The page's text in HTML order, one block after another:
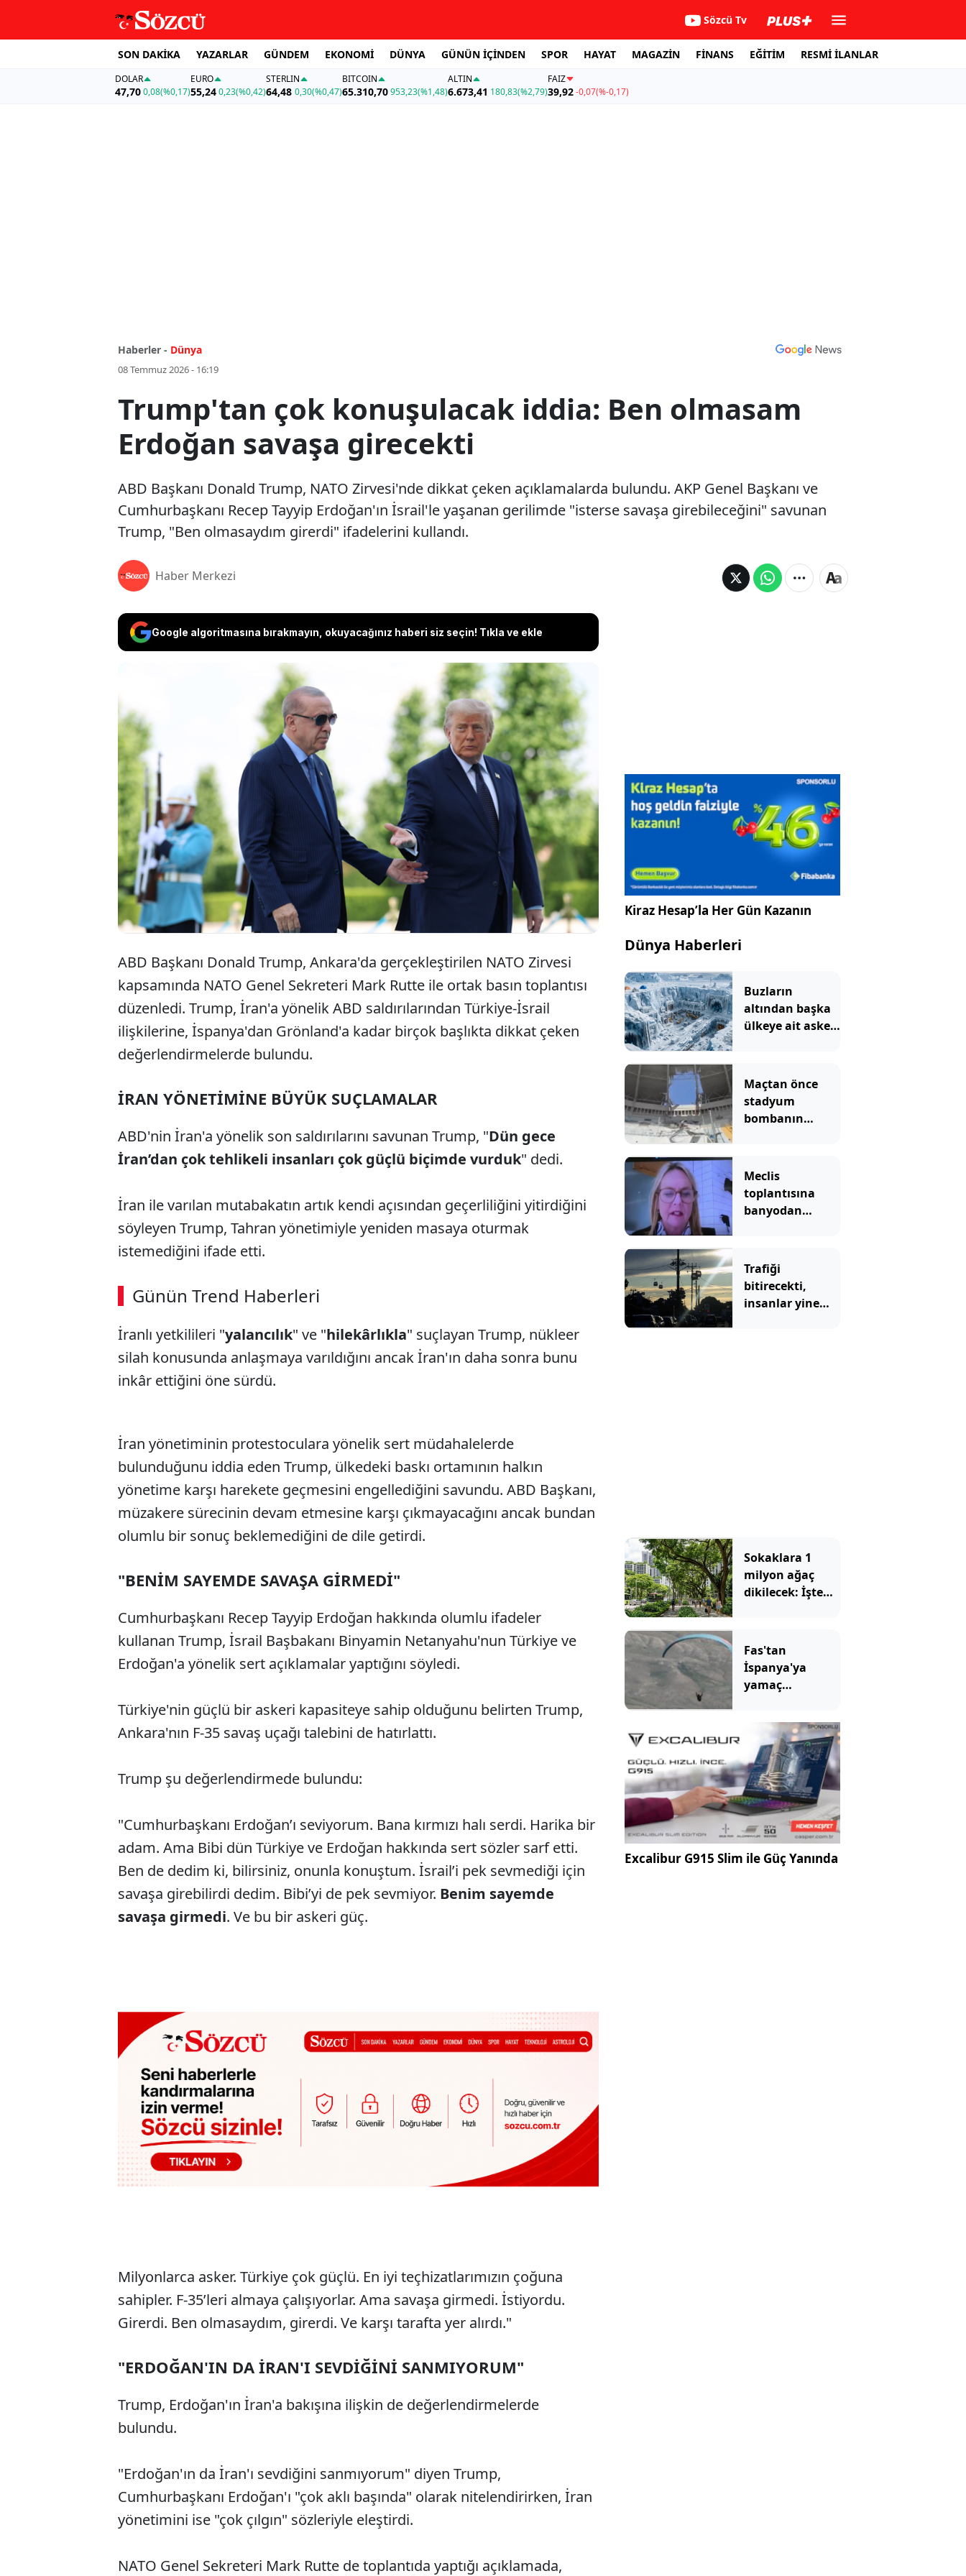
Sözcü Tv
SON DAKİKA YAZARLAR GÜNDEM EKONOMİ DÜNYA GÜNÜN İÇİNDEN SPOR HAYAT MAGAZİN FİNANS EĞİTİM RESMİ İLANLAR
DOLAR
47,700,08(%0,17)
EURO
55,24 0,23(%0,42)
STERLIN
64,48 0,30(%0,47)
BITCOIN
65.310,70953,23(%1,48)
ALTIN
6.673,41 180,83(%2,79)
FAİZ
39,92-0,07(%-0,17)
Haberler - Dünya
08 Temmuz 2026 - 16:19
Trump'tan çok konuşulacak iddia: Ben olmasam
Erdoğan savaşa girecekti
ABD Başkanı Donald Trump, NATO Zirvesi'nde dikkat çeken açıklamalarda bulundu. AKP Genel Başkanı ve
Cumhurbaşkanı Recep Tayyip Erdoğan'ın İsrail'le yaşanan gerilimde "isterse savaşa girebileceğini" savunan
Trump, "Ben olmasaydım girerdi" ifadelerini kullandı.
Haber Merkezi
Google algoritmasına bırakmayın, okuyacağınız haberi siz seçin! Tıkla ve ekle
ABD Başkanı Donald Trump, NATO Zirvesi'nde dikkat çeken
açıklamalarda bulundu. AKP Genel Başkanı ve Cumhurbaşkanı
Recep Tayyip Erdoğan'ın İsrail'le yaşanan gerilimde "isterse savaşa
girebileceğini" savunan Trump, "Ben olmasaydım girerdi"
ifadelerini kullandı.
ABD Başkanı Donald Trump, Ankara'da gerçekleştirilen NATO Zirvesi
kapsamında NATO Genel Sekreteri Mark Rutte ile ortak basın toplantısı
düzenledi. Trump, İran'a yönelik ABD saldırılarından Türkiye-İsrail
ilişkilerine, İspanya'dan Grönland'a kadar birçok başlıkta dikkat çeken
değerlendirmelerde bulundu.
İRAN YÖNETİMİNE BÜYÜK SUÇLAMALAR
ABD'nin İran'a yönelik son saldırılarını savunan Trump, "Dün gece
İran’dan çok tehlikeli insanları çok güçlü biçimde vurduk" dedi.
İran ile varılan mutabakatın artık kendi açısından geçerliliğini yitirdiğini
söyleyen Trump, Tahran yönetimiyle yeniden masaya oturmak
istemediğini ifade etti.
Günün Trend Haberleri
00:02 / 02:14
Sesi Aç
İranlı yetkilileri "yalancılık" ve "hilekârlıkla" suçlayan Trump, nükleer
silah konusunda anlaşmaya varıldığını ancak İran'ın daha sonra bunu
inkâr ettiğini öne sürdü.
İran yönetiminin protestoculara yönelik sert müdahalelerde
bulunduğunu iddia eden Trump, ülkedeki baskı ortamının halkın
yönetime karşı harekete geçmesini engellediğini savundu. ABD Başkanı,
müzakere sürecinin devam etmesine karşı çıkmayacağını ancak bundan
olumlu bir sonuç beklemediğini de dile getirdi.
"BENİM SAYEMDE SAVAŞA GİRMEDİ"
Cumhurbaşkanı Recep Tayyip Erdoğan hakkında olumlu ifadeler
kullanan Trump, İsrail Başbakanı Binyamin Netanyahu'nun Türkiye ve
Erdoğan'a yönelik sert açıklamalar yaptığını söyledi.
Türkiye'nin güçlü bir askeri kapasiteye sahip olduğunu belirten Trump,
Ankara'nın F-35 savaş uçağı talebini de hatırlattı.
Trump şu değerlendirmede bulundu:
"Cumhurbaşkanı Erdoğan’ı seviyorum. Bana kırmızı halı serdi. Harika bir
adam. Ama Bibi dün Türkiye ve Erdoğan hakkında sert sözler sarf etti.
Ben de dedim ki, bilirsiniz, onunla konuştum. İsrail’i pek sevmediği için
savaşa girebilirdi dedim. Bibi’yi de pek sevmiyor. Benim sayemde
savaşa girmedi. Ve bu bir askeri güç.
Milyonlarca asker. Türkiye çok güçlü. En iyi teçhizatlarımızın çoğuna
sahipler. F-35’leri almaya çalışıyorlar. Ama savaşa girmedi. İstiyordu.
Girerdi. Ben olmasaydım, girerdi. Ve karşı tarafta yer alırdı."
"ERDOĞAN'IN DA İRAN'I SEVDİĞİNİ SANMIYORUM"
Trump, Erdoğan'ın İran'a bakışına ilişkin de değerlendirmelerde
bulundu.
"Erdoğan'ın da İran'ı sevdiğini sanmıyorum" diyen Trump,
Cumhurbaşkanı Erdoğan'ı "çok aklı başında" olarak nitelendirirken, İran
yönetimini ise "çok çılgın" sözleriyle eleştirdi.
NATO Genel Sekreteri Mark Rutte de toplantıda yaptığı açıklamada,
Kiraz Hesap’la Her Gün Kazanın
Dünya Haberleri
Buzların
altından başka
ülkeye ait askeri
Maçtan önce
stadyum
bombanın
Meclis
toplantısına
banyodan
meçhul gölge
kim?
Trafiği
bitirecekti,
insanlar yine
Sokaklara 1
milyon ağaç
dikilecek: İşte
Fas'tan
İspanya'ya
yamaç
geçmeye kalkan
kaçak göçmen
öldü
Excalibur G915 Slim ile Güç Yanında